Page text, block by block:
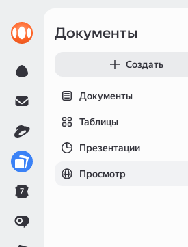
7
Документы
Создать
Документы
Таблицы
Презентации
Просмотр